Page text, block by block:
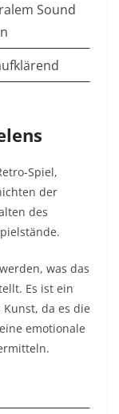
Sound
Spiel,
der
des
was das
Es ist ein
da es die
emotionale